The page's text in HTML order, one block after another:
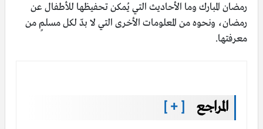
رمضان المبارك وما الأحاديث التي يُمكن تحفيظها للأطفال عن
رمضان، ونحوه من المعلومات الأخرى التي لا بدّ لكل مسلمٍ من
معرفتها.
المراجع [ + ]